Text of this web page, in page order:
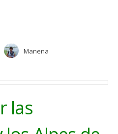
Manena
las